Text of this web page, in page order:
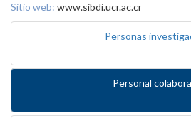
Sitio web: www.sibdi.ucr.ac.cr
Personas
Personal